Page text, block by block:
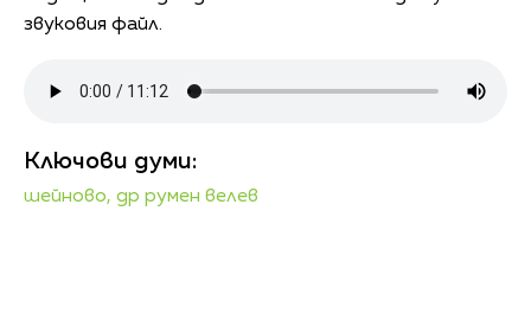
звуковия файл.
Ключови думи:
шейново, др румен велев